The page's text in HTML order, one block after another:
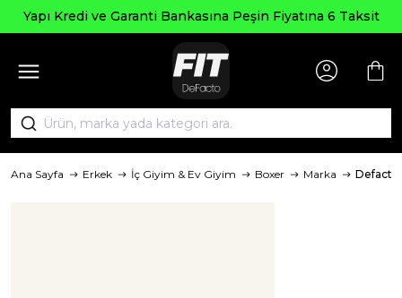
Yapı Kredi ve Garanti Bankasına Peşin Fiyatına 6 Taksit
Ana Sayfa Erkek İç Giyim & Ev Giyim Boxer Marka Defacto